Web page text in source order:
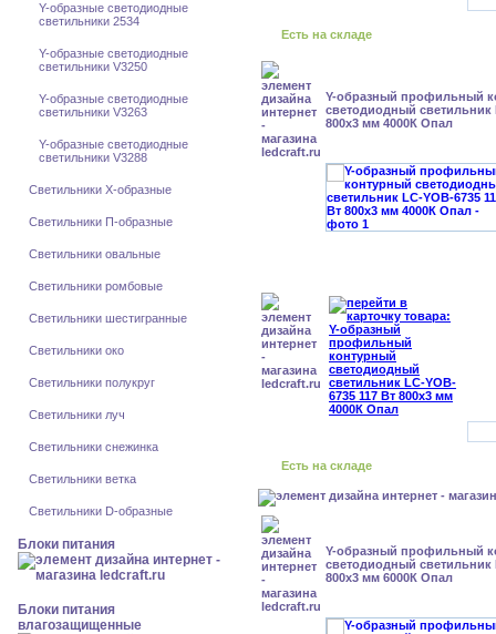
Y-образные светодиодные
светильники 2534
Y-образные светодиодные
светильники V3250
Y-образные светодиодные
светильники V3263
Y-образные светодиодные
светильники V3288
Светильники X-образные
Светильники П-образные
Светильники овальные
Светильники ромбовые
Светильники шестигранные
Светильники око
Светильники полукруг
Светильники луч
Светильники снежинка
Светильники ветка
Светильники D-образные
Блоки питания
Блоки питания
влагозащищенные
Есть на складе
Y-образный профильный
cветодиодный светильник
800x3 мм 4000К Опал
Есть на складе
Y-образный профильный
cветодиодный светильник
800x3 мм 6000К Опал